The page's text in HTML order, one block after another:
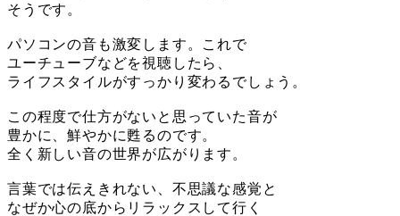
そうです。
パソコンの音も激変します。これで
ユーチューブなどを視聴したら、
ライフスタイルがすっかり変わるでしょう。
この程度で仕方がないと思っていた音が
豊かに、鮮やかに甦るのです。
全く新しい音の世界が広がります。
言葉では伝えきれない、不思議な感覚と
なぜか心の底からリラックスして行く